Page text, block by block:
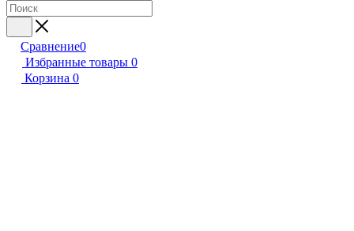
Сравнение0
Избранные товары 0
Корзина 0